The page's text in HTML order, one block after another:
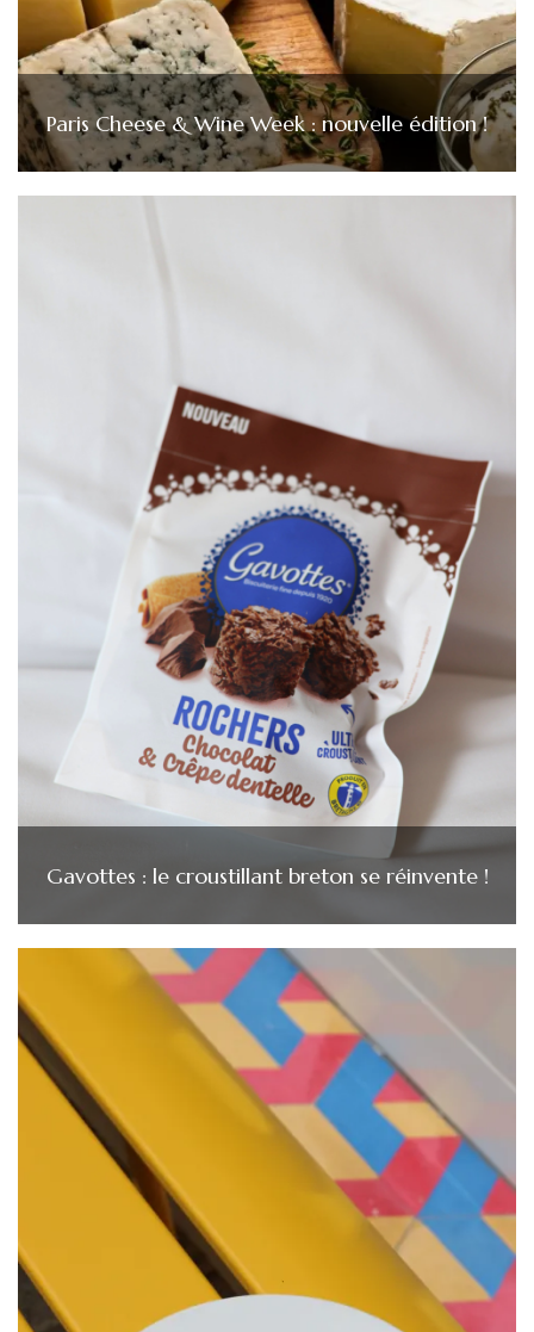
Paris Cheese & Wine Week : nouvelle édition !
Gavottes : le croustillant breton se réinvente !